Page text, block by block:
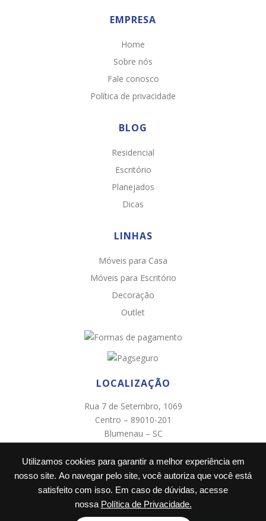
Utilizamos cookies para garantir a melhor experiência em
nosso site. Ao navegar pelo site, você autoriza que você está
satisfeito com isso. Em caso de dúvidas, acesse
nossa Política de Privacidade.
EMPRESA
Home
Sobre nós
Fale conosco
Política de privacidade
BLOG
Residencial
Escritório
Planejados
Dicas
LINHAS
Móveis para Casa
Móveis para Escritório
Decoração
Outlet
LOCALIZAÇÃO
Rua 7 de Setembro, 1069
Centro – 89010-201
Blumenau – SC
(47) 3322-0005
Chat WhatsApp
Por favor, preencha os campos abaixo para
Ao informar meus dados e clicar em ‘INICIAR CONVERSA’, eu
concordo com a
INICIAR CONVERSA